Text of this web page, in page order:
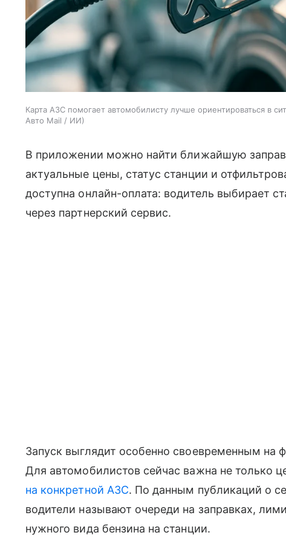
Карта АЗС помогает автомобилисту лучше ориентироваться в
Авто Mail / ИИ
В приложении можно найти ближайшую
актуальные цены, статус станции и
доступна онлайн-оплата: водитель выбирает
через партнерский сервис.
Запуск выглядит особенно своевременным на
Для автомобилистов сейчас важна не только
на конкретной АЗС. По данным публикаций о
водители называют очереди на заправках,
нужного вида бензина на станции.